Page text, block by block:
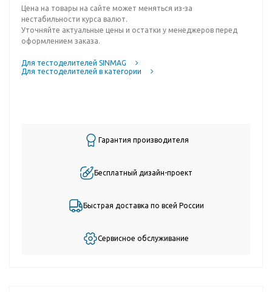
Цена на товары на сайте может меняться из-за
нестабильности курса валют.
Уточняйте актуальные цены и остатки у менеджеров перед
оформлением заказа.
Для тестоделителей SINMAG
Для тестоделителей в категории
Гарантия производителя
Бесплатный дизайн-проект
Быстрая доставка по всей России
Сервисное обслуживание